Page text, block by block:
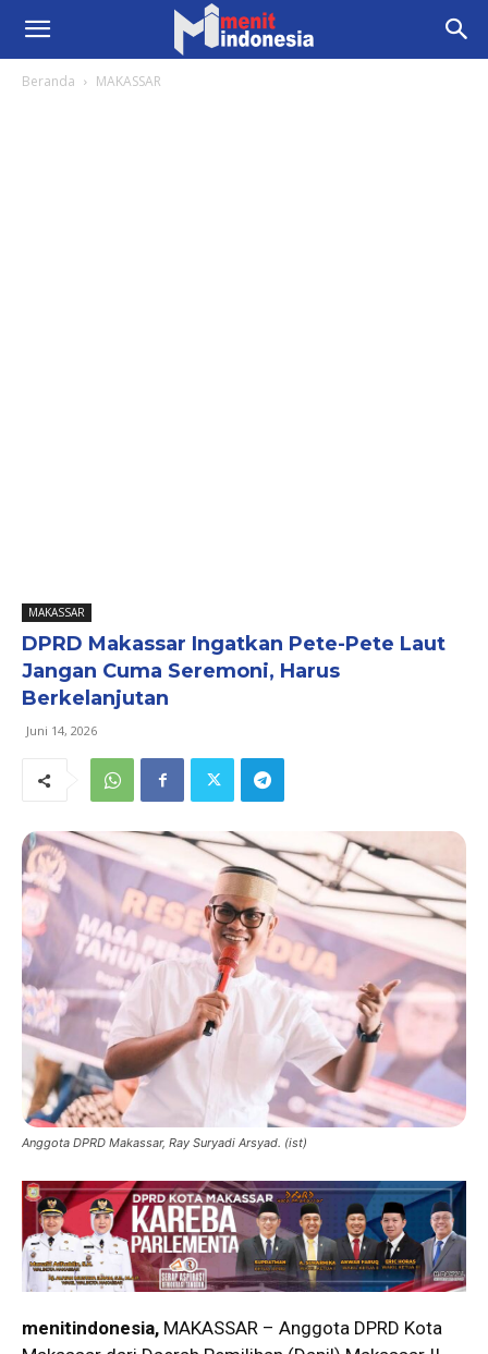
Beranda MAKASSAR
MAKASSAR
DPRD Makassar Ingatkan Pete-Pete Laut
Jangan Cuma Seremoni, Harus
Berkelanjutan
Juni 14, 2026
Anggota DPRD Makassar, Ray Suryadi Arsyad. (ist)
menitindonesia, MAKASSAR – Anggota DPRD Kota